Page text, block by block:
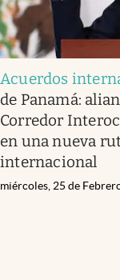
Acuerdos
de Panamá:
Corredor
en una nueva
internacional
miércoles, 25 de